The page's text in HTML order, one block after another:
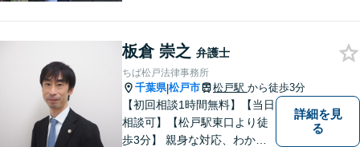
対応。【夜間／休日対応可
能】お客様に寄り添い、スピ
ーディーな解決策を実行しま
す。
板倉 崇之 弁護士
ちば松戸法律事務所
千葉県|松戸市 松戸駅 から徒歩3分
【初回相談1時間無料】【当日
相談可】【松戸駅東口より徒
歩3分】 親身な対応、わかり
詳細を見
る